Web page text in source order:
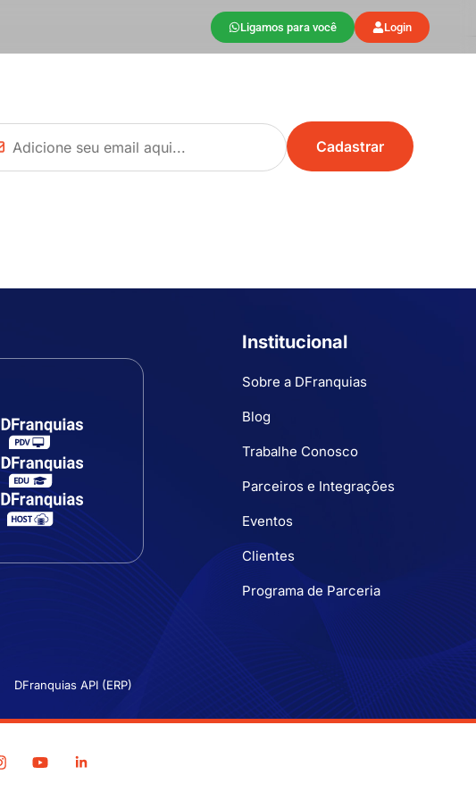
Ligamos para você Login
Institucional
Sobre a DFranquias
Blog
Trabalhe Conosco
Parceiros e Integrações
Eventos
Clientes
Programa de Parceria
DFranquias API (ERP)